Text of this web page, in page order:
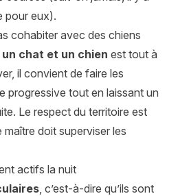
pour eux).
cohabiter avec des chiens
chat et un chien est tout à
il convient de faire les
progressive tout en laissant un
Le respect du territoire est
doit superviser les
actifs la nuit
, c’est-à-dire qu’ils sont